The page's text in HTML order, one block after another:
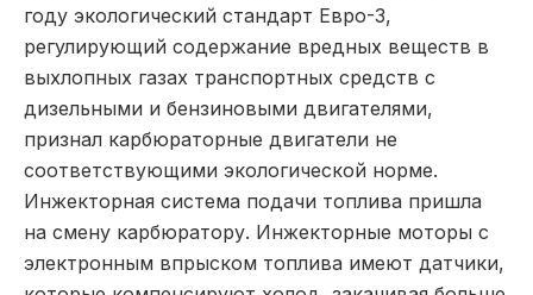
году экологический стандарт Евро-3,
регулирующий содержание вредных веществ в
выхлопных газах транспортных средств с
дизельными и бензиновыми двигателями,
признал карбюраторные двигатели не
соответствующими экологической норме.
Инжекторная система подачи топлива пришла
на смену карбюратору. Инжекторные моторы с
электронным впрыском топлива имеют датчики,